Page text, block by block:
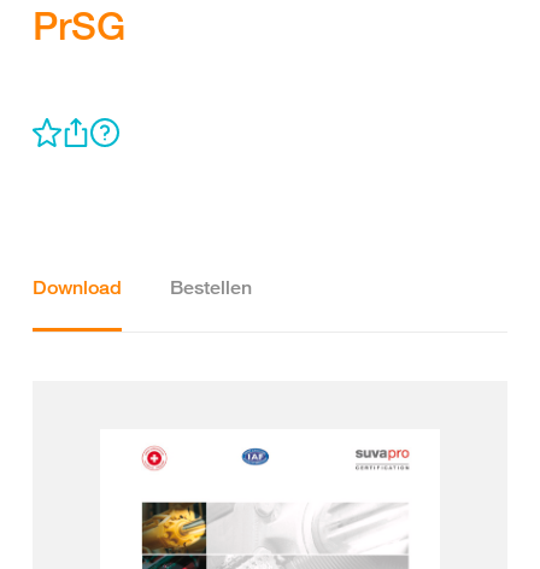
PrSG
Download Bestellen